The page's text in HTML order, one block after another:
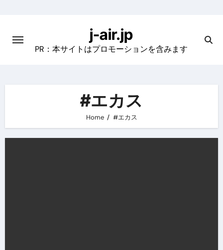
content
j-air.jp
PR：本サイトはプロモーションを含みます
#エカス
Home #エカス